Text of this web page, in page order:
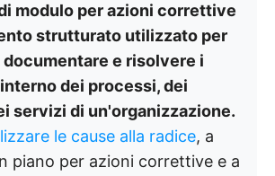
modulo per azioni correttive
strutturato utilizzato per
e risolvere i
dei processi, dei
servizi di un'organizzazione.
le cause alla radice, a
piano per azioni correttive e a